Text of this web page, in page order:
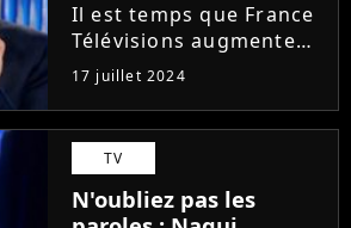
Il est temps que France
Télévisions augmentent
le budget pour la
production de ses
émissions afin
d'améliorer certains
décors. Comme on a pu
le découvrir ce mardi 16
17 juillet 2024
TV
N'oubliez pas les